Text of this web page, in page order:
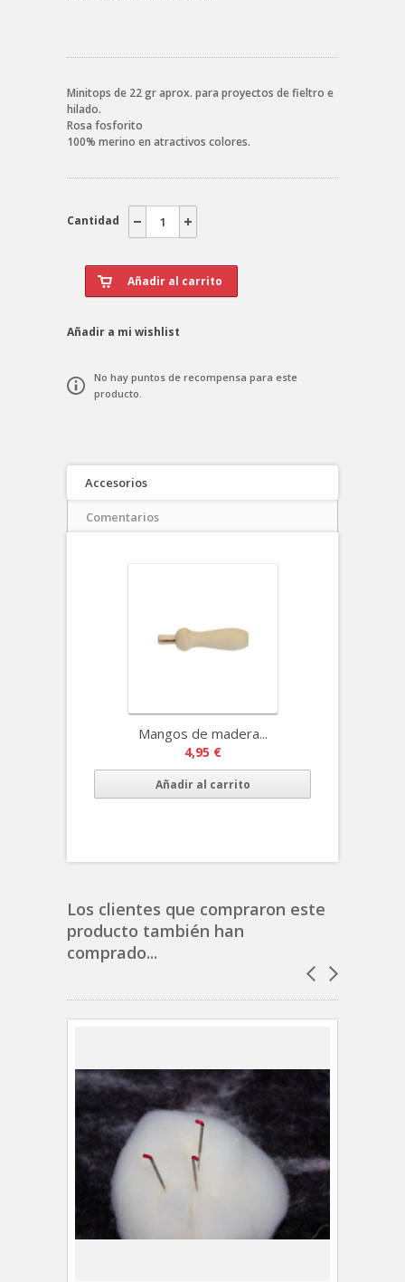
Minitops de 22 gr aprox. para proyectos de fieltro e
hilado.
Rosa fosforito
100% merino en atractivos colores.
Cantidad
Añadir a mi wishlist
No hay puntos de recompensa para este
producto.
Accesorios
Comentarios
Mangos de madera...
4,95 €
Añadir al carrito
Los clientes que compraron este
producto también han
comprado...